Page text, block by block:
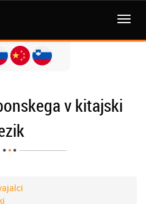
MENI
v kitajski